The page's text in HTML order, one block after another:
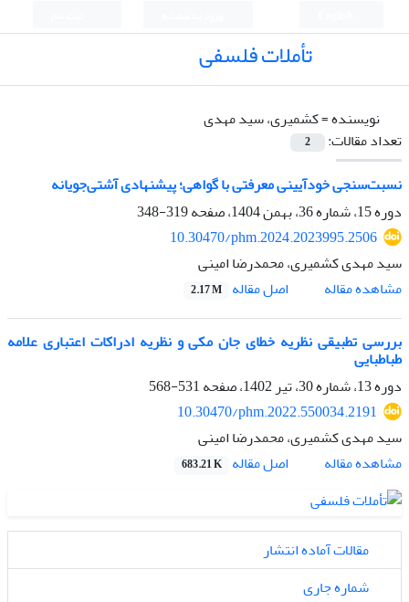
تأملات فلسفی
نویسنده =کشمیری، سید مهدی
تعداد مقالات:
2
نسبت‌سنجی خودآیینی معرفتی با گواهی؛ پیشنهادی آشتی‌جویانه
دوره 15، شماره 36، بهمن 1404، صفحه
319-348
10.30470/phm.2024.2023995.2506
سید مهدی کشمیری، محمدرضا امینی
مشاهده مقاله
اصل مقاله 2.17 M
بررسی تطبیقی نظریه خطای جان مکی و نظریه ادراکات اعتباری علامه
طباطبایی
دوره 13، شماره 30، تیر 1402، صفحه
531-568
10.30470/phm.2022.550034.2191
سید مهدی کشمیری، محمدرضا امینی
مشاهده مقاله
اصل مقاله 683.21 K
مقالات آماده انتشار
شماره جاری